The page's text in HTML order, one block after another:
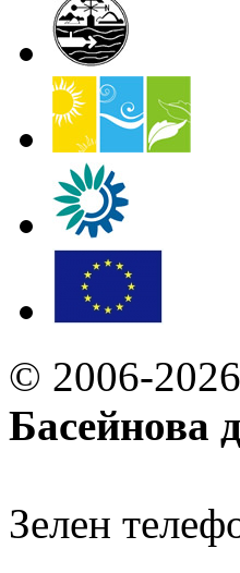
© 2006-2026
Басейнова
Зелен